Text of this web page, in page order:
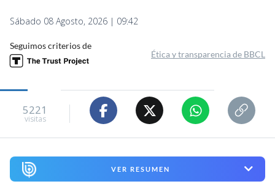
Sábado 08 Agosto, 2026 | 09:42
Seguimos criterios de
Ética y transparencia de BBCL
5221
visitas
VER RESUMEN